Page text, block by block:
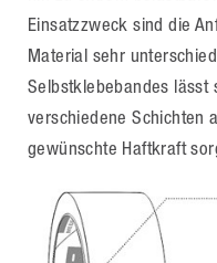
Einsatzzweck sind die
Material sehr
Selbstklebebandes lässt
verschiedene Schichten
gewünschte Haftkraft